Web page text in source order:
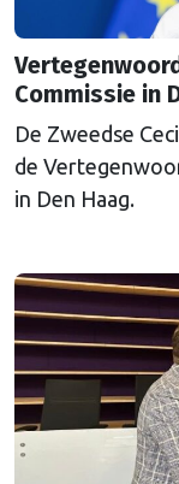
Commissie in
De Zweedse
de
in Den Haag.